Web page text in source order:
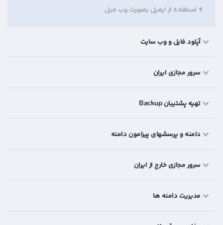
استفاده از ایمیل بصورت وب میل
آپلود فایل و وب سایت
سرور مجازی ایران
تهیه پشتیبان Backup
دامنه و پرسشهای پیرامون دامنه
سرور مجازی خارج از ایران
مدیریت دامنه ها